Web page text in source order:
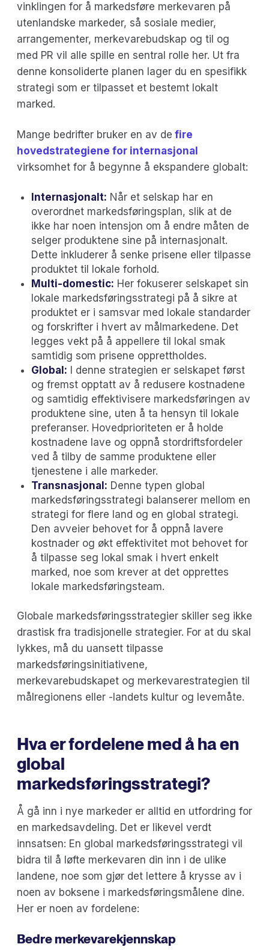
vinklingen for å markedsføre merkevaren på
utenlandske markeder, så sosiale medier,
arrangementer, merkevarebudskap og til og
med PR vil alle spille en sentral rolle her. Ut fra
denne konsoliderte planen lager du en spesifikk
strategi som er tilpasset et bestemt lokalt
marked.
Mange bedrifter bruker en av de fire
hovedstrategiene for internasjonal
virksomhet for å begynne å ekspandere globalt:
Internasjonalt: Når et selskap har en
overordnet markedsføringsplan, slik at de
ikke har noen intensjon om å endre måten de
selger produktene sine på internasjonalt.
Dette inkluderer å senke prisene eller tilpasse
produktet til lokale forhold.
Multi-domestic: Her fokuserer selskapet sin
lokale markedsføringsstrategi på å sikre at
produktet er i samsvar med lokale standarder
og forskrifter i hvert av målmarkedene. Det
legges vekt på å appellere til lokal smak
samtidig som prisene opprettholdes.
Global: I denne strategien er selskapet først
og fremst opptatt av å redusere kostnadene
og samtidig effektivisere markedsføringen av
produktene sine, uten å ta hensyn til lokale
preferanser. Hovedprioriteten er å holde
kostnadene lave og oppnå stordriftsfordeler
ved å tilby de samme produktene eller
tjenestene i alle markeder.
Transnasjonal: Denne typen global
markedsføringsstrategi balanserer mellom en
strategi for flere land og en global strategi.
Den avveier behovet for å oppnå lavere
kostnader og økt effektivitet mot behovet for
å tilpasse seg lokal smak i hvert enkelt
marked, noe som krever at det opprettes
lokale markedsføringsteam.
Globale markedsføringsstrategier skiller seg ikke
drastisk fra tradisjonelle strategier. For at du skal
lykkes, må du uansett tilpasse
markedsføringsinitiativene,
merkevarebudskapet og merkevarestrategien til
målregionens eller -landets kultur og levemåte.
Hva er fordelene med å ha en
global
markedsføringsstrategi?
Å gå inn i nye markeder er alltid en utfordring for
en markedsavdeling. Det er likevel verdt
innsatsen: En global markedsføringsstrategi vil
bidra til å løfte merkevaren din inn i de ulike
landene, noe som gjør det lettere å krysse av i
noen av boksene i markedsføringsmålene dine.
Her er noen av fordelene:
Bedre merkevarekjennskap